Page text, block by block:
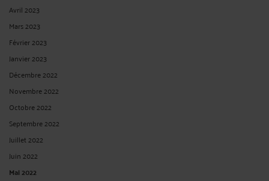
Avril 2023
Mars 2023
Février 2023
Janvier 2023
Décembre 2022
Novembre 2022
Octobre 2022
Septembre 2022
Juillet 2022
Juin 2022
Mai 2022